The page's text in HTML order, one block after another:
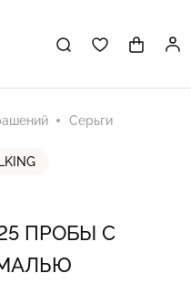
Серьги
ПРОБЫ С